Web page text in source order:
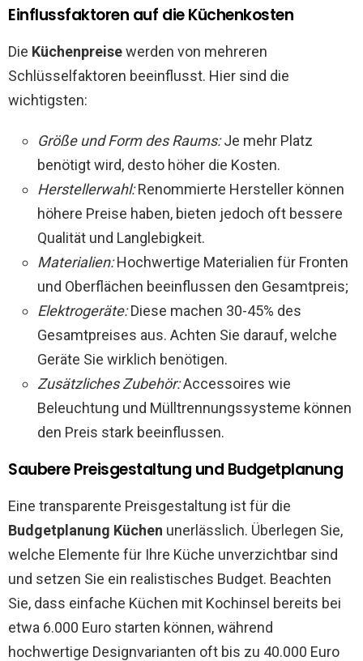
Einflussfaktoren auf die Küchenkosten
Die Küchenpreisewerden von mehreren
Schlüsselfaktoren beeinflusst. Hier sind die
wichtigsten:
Größe und Form des Raums:Je mehr Platz
benötigt wird, desto höher die Kosten.
Herstellerwahl:Renommierte Hersteller können
höhere Preise haben, bieten jedoch oft bessere
Qualität und Langlebigkeit.
Materialien:Hochwertige Materialien für Fronten
und Oberflächen beeinflussen den Gesamtpreis;
Elektrogeräte:Diese machen 30-45% des
Gesamtpreises aus. Achten Sie darauf, welche
Geräte Sie wirklich benötigen.
Zusätzliches Zubehör:Accessoires wie
Beleuchtung und Mülltrennungssysteme können
den Preis stark beeinflussen.
Saubere Preisgestaltung und Budgetplanung
Eine transparente Preisgestaltung ist für die
Budgetplanung Küchen unerlässlich. Überlegen Sie,
welche Elemente für Ihre Küche unverzichtbar sind
und setzen Sie ein realistisches Budget. Beachten
Sie, dass einfache Küchen mit Kochinsel bereits bei
etwa 6.000 Euro starten können, während
hochwertige Designvarianten oft bis zu 40.000 Euro